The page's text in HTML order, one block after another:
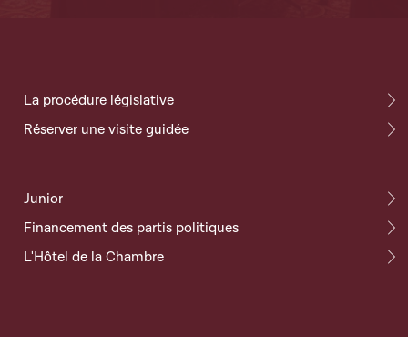
La procédure législative
Réserver une visite guidée
Junior
Financement des partis politiques
L'Hôtel de la Chambre